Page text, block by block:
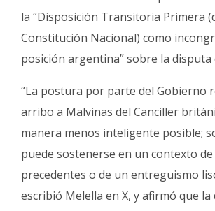
la “Disposición Transitoria Primera
Constitución Nacional) como
posición argentina” sobre la disputa
“La postura por parte del Gobierno
arribo a Malvinas del Canciller
manera menos inteligente posible;
puede sostenerse en un contexto
precedentes o de un entreguismo
escribió Melella en X, y afirmó que la